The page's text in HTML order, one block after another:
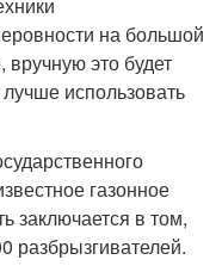
на большой
вручную это будет
использовать
газонное
заключается в том,
разбрызгивателей.